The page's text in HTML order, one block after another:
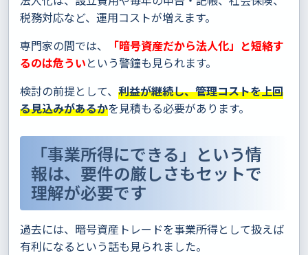
税務対応など、運用コストが増えます。
専門家の間では、
「暗号資産だから法人化」と短絡す
るのは危ういという警鐘も見られます。
検討の前提として、 利益が継続し、管理コストを上回
る見込みがあるかを見積もる必要があります。
「事業所得にできる」という情
報は、要件の厳しさもセットで
理解が必要です
過去には、暗号資産トレードを事業所得として扱えば
有利になるという話も見られました。